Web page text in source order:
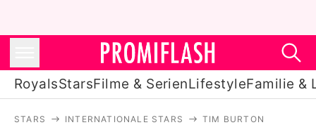
RoyalsStarsFilme & SerienLifestyleFamilie &
STARS INTERNATIONALE STARS TIM BURTON